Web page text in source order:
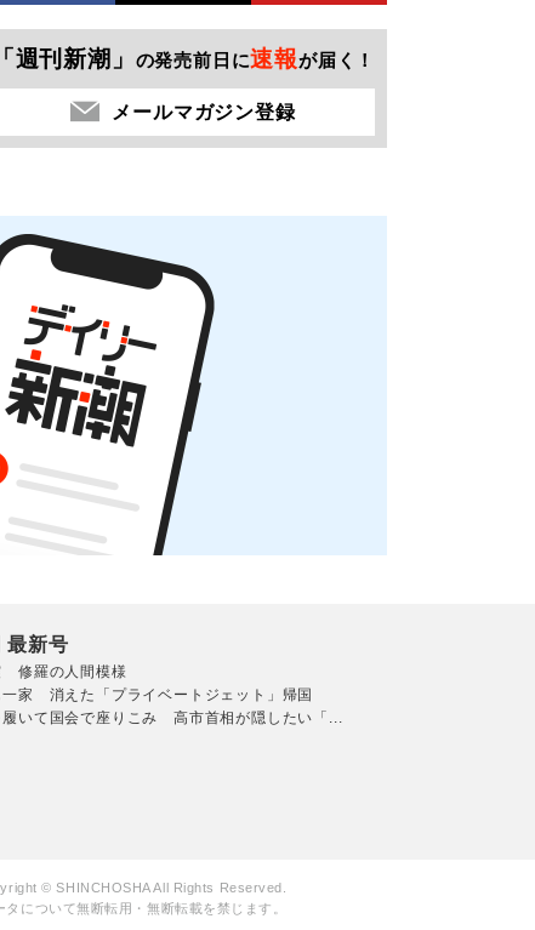
「週刊新潮」 の発売前日に速報が届く！
メールマガジン登録
最新号
修羅の人間模様
一家 消えた「プライベートジェット」帰国
履いて国会で座りこみ 高市首相が隠したい「...
© SHINCHOSHA All Rights Reserved.
について無断転用・無断転載を禁じます。